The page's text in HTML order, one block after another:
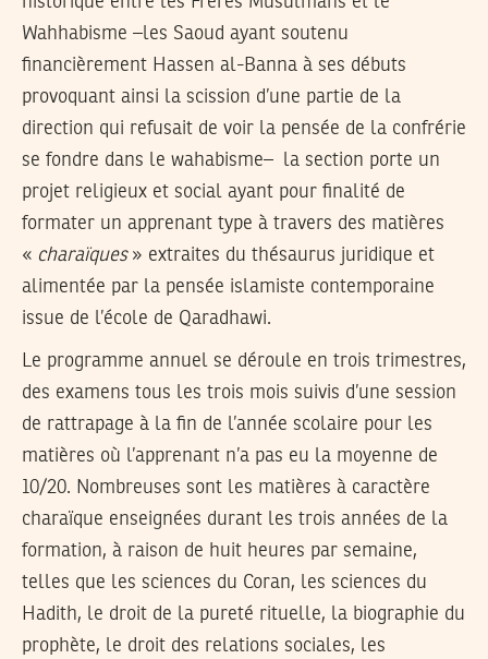
Wahhabisme –les Saoud ayant soutenu
financièrement Hassen al-Banna à ses débuts
provoquant ainsi la scission d’une partie de la
direction qui refusait de voir la pensée de la confrérie
se fondre dans le wahabisme– la section porte un
projet religieux et social ayant pour finalité de
formater un apprenant type à travers des matières
« charaïques» extraites du thésaurus juridique et
alimentée par la pensée islamiste contemporaine
issue de l’école de Qaradhawi.
Le programme annuel se déroule en trois trimestres,
des examens tous les trois mois suivis d’une session
de rattrapage à la fin de l’année scolaire pour les
matières où l’apprenant n’a pas eu la moyenne de
10/20. Nombreuses sont les matières à caractère
charaïque enseignées durant les trois années de la
formation, à raison de huit heures par semaine,
telles que les sciences du Coran, les sciences du
Hadith, le droit de la pureté rituelle, la biographie du
prophète, le droit des relations sociales, les